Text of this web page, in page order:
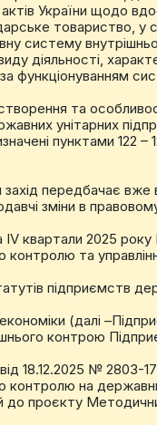
України щодо
товариство, у
систему
діяльності,
функціонуванням
та
унітарних
пунктами 122
захід передбачає
зміни в
IV квартали 2025
контролю та
підприємств
(далі
контрою
18.12.2025 № 2803-
контролю на
до проєкту